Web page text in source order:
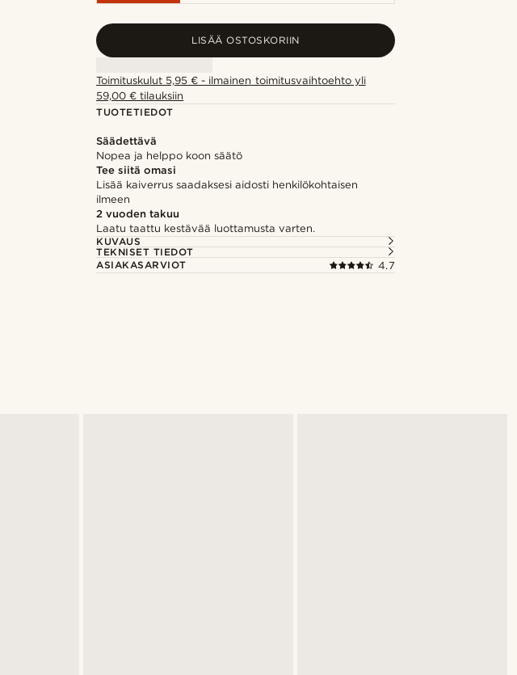
LISÄÄ OSTOSKORIIN
Toimituskulut 5,95 € - ilmainen toimitusvaihtoehto yli
59,00 € tilauksiin
TUOTETIEDOT
Säädettävä
Nopea ja helppo koon säätö
Tee siitä omasi
Lisää kaiverrus saadaksesi aidosti henkilökohtaisen
ilmeen
2 vuoden takuu
Laatu taattu kestävää luottamusta varten.
KUVAUS
TEKNISET TIEDOT
ASIAKASARVIOT
4.7